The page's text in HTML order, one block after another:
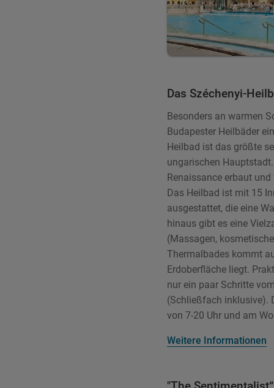
Das Széchenyi-
Besonders an warmen
Budapester Heilbäder
Heilbad ist das größte
ungarischen
Renaissance erbaut
Das Heilbad ist mit 15
ausgestattet, die eine
hinaus gibt es eine
(Massagen,
Thermalbades kommt
Erdoberfläche liegt.
nur ein paar Schritte
(Schließfach inklusive).
von 7-20 Uhr und am
Weitere Informationen